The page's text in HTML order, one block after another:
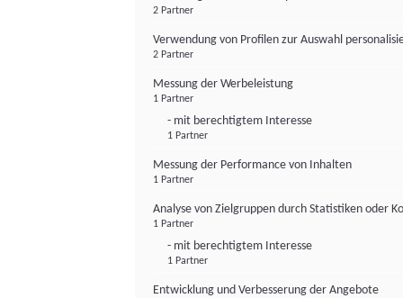
2 Partner
Verwendung von Profilen zur Auswahl
2 Partner
Messung der Werbeleistung
1 Partner
- mit berechtigtem Interesse
1 Partner
Messung der Performance von Inhalten
1 Partner
Analyse von Zielgruppen durch Statistiken oder
1 Partner
- mit berechtigtem Interesse
1 Partner
Entwicklung und Verbesserung der Angebote